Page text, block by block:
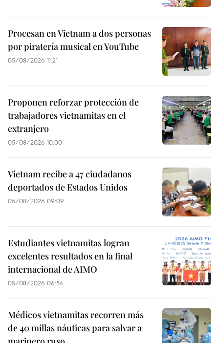
Procesan en Vietnam a dos personas
por piratería musical en YouTube
05/08/2026 11:21
Proponen reforzar protección de
trabajadores vietnamitas en el
extranjero
05/08/2026 10:00
Vietnam recibe a 47 ciudadanos
deportados de Estados Unidos
05/08/2026 09:09
Estudiantes vietnamitas logran
excelentes resultados en la final
internacional de AIMO
05/08/2026 06:54
Médicos vietnamitas recorren más
de 40 millas náuticas para salvar a